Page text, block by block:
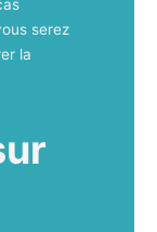
serez
la